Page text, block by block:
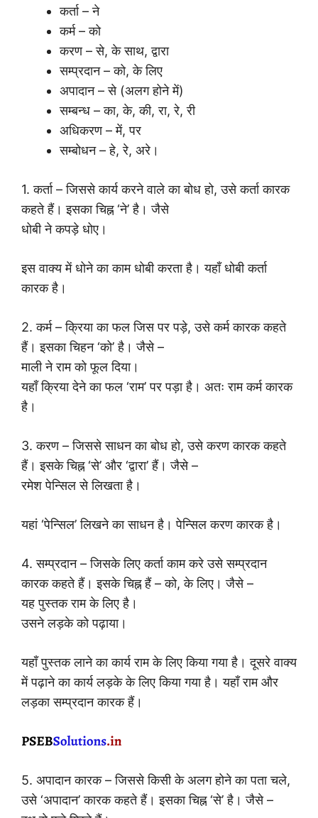
कर्ता – ने
कर्म – को
करण – से, के साथ, द्वारा
सम्प्रदान – को, के लिए
अपादान – से (अलग होने में)
सम्बन्ध – का, के, की, रा, रे, री
अधिकरण – में, पर
सम्बोधन – हे, रे, अरे।
1. कर्ता – जिससे कार्य करने वाले का बोध हो, उसे कर्ता कारक
कहते हैं। इसका चिह्न ‘ने’ है। जैसे
धोबी ने कपड़े धोए।
इस वाक्य में धोने का काम धोबी करता है। यहाँ धोबी कर्ता
कारक है।
2. कर्म – क्रिया का फल जिस पर पड़े, उसे कर्म कारक कहते
हैं। इसका चिहन ‘को’ है। जैसे –
माली ने राम को फूल दिया।
यहाँ क्रिया देने का फल ‘राम’ पर पड़ा है। अतः राम कर्म कारक
है।
3. करण – जिससे साधन का बोध हो, उसे करण कारक कहते
हैं। इसके चिह्न ‘से’ और ‘द्वारा’ हैं। जैसे –
रमेश पेन्सिल से लिखता है।
यहां ‘पेन्सिल’ लिखने का साधन है। पेन्सिल करण कारक है।
4. सम्प्रदान – जिसके लिए कर्ता काम करे उसे सम्प्रदान
कारक कहते हैं। इसके चिह्न हैं – को, के लिए। जैसे –
यह पुस्तक राम के लिए है।
उसने लड़के को पढ़ाया।
यहाँ पुस्तक लाने का कार्य राम के लिए किया गया है। दूसरे वाक्य
में पढ़ाने का कार्य लड़के के लिए किया गया है। यहाँ राम और
लड़का सम्प्रदान कारक हैं।
5. अपादान कारक – जिससे किसी के अलग होने का पता चले,
उसे ‘अपादान’ कारक कहते हैं। इसका चिह्न ‘से’ है। जैसे –